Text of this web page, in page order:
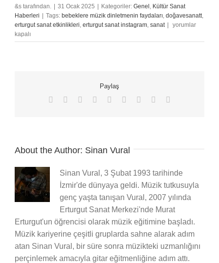
&s tarafından. | 31 Ocak 2025 | Kategoriler: Genel Kültür Sanat
Haberleri | Tags: bebeklere müzik dinletmenin faydaları doğavesanatt
erturgut sanat etkinlikleri erturgut sanat instagram sanat |
Cumhuriyet
Türkiye’sinde
yorumlar
kapalı
Paylaş
Facebook Reddit LinkedInWhatsApp
TumblrPinterest
About the Author: Sinan Vural
Sinan Vural, 3 Şubat 1993 tarihinde
İzmir'de dünyaya geldi. Müzik tutkusuyla
genç yaşta tanışan Vural, 2007 yılında
Erturgut Sanat Merkezi'nde Murat
Erturgut'un öğrencisi olarak müzik eğitimine başladı.
Müzik kariyerine çeşitli gruplarda sahne alarak adım
atan Sinan Vural, bir süre sonra müzikteki uzmanlığını
perçinlemek amacıyla gitar eğitmenliğine adım attı.